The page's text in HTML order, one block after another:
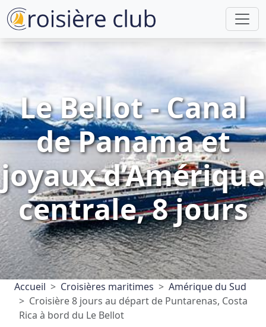
Le Bellot - Canal
de Panama et
joyaux d’Amérique
centrale, 8 jours
Accueil Croisières maritimes
Amérique du Sud
Croisière 8 jours au départ de Puntarenas, Costa
Rica à bord du Le Bellot